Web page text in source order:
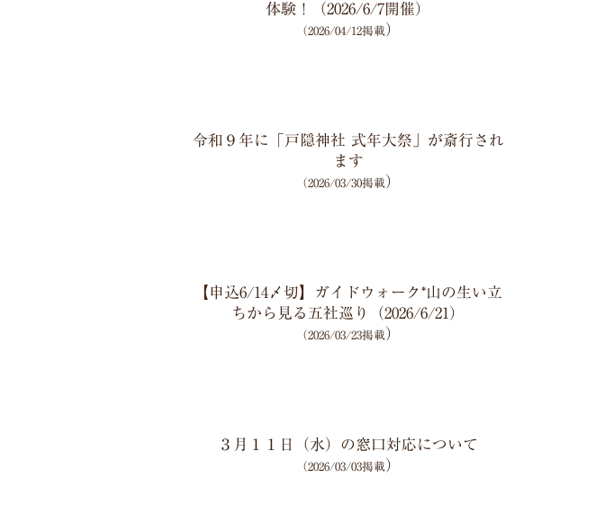
体験！（2026/6/7開催）
（2026/04/12掲載）
令和９年に「戸隠神社 式年大祭」が斎行され
ます
（2026/03/30掲載）
【申込6/14〆切】ガイドウォーク*山の生い立
ちから見る五社巡り（2026/6/21）
（2026/03/23掲載）
３月１１日（水）の窓口対応について
（2026/03/03掲載）